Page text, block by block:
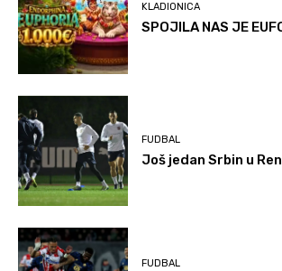
KLADIONICA
SPOJILA NAS JE
FUDBAL
Još jedan Srbin u
FUDBAL